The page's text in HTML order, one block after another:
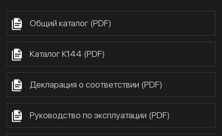
Общий каталог (PDF)
Каталог К144 (PDF)
Декларация о соответствии (PDF)
Руководство по эксплуатации (PDF)